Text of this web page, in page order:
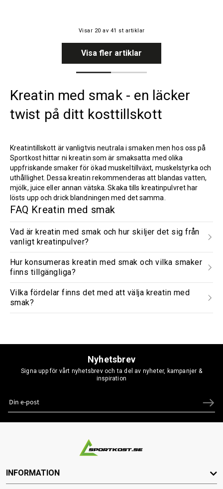
Kreatin med smak - en läcker
twist på ditt kosttillskott
Kreatintillskott är vanligtvis neutrala i smaken men hos oss på
Sportkost hittar ni kreatin som är smaksatta med olika
uppfriskande smaker för ökad muskeltillväxt, muskelstyrka och
uthållighet. Dessa kreatin rekommenderas att blandas vatten,
mjölk, juice eller annan vätska. Skaka tills kreatinpulvret har
lösts upp och drick blandningen med det samma.
FAQ Kreatin med smak
Vad är kreatin med smak och hur skiljer det sig från
vanligt kreatinpulver?
Hur konsumeras kreatin med smak och vilka smaker
finns tillgängliga?
Vilka fördelar finns det med att välja kreatin med
smak?
Visar 20 av 41 st artiklar
Visa fler artiklar
Nyhetsbrev
Signa upp för vårt nyhetsbrev och ta del av nyheter, kampanjer &
inspiration
INFORMATION